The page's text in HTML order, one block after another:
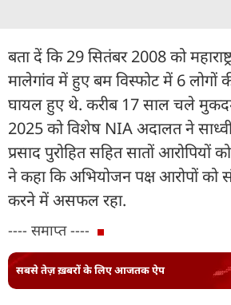
बता दें कि 29 सितंबर 2008 को
मालेगांव में हुए बम विस्फोट में 6 लोगों
घायल हुए थे. करीब 17 साल चले
2025 को विशेष NIA अदालत ने साध्वी
प्रसाद पुरोहित सहित सातों आरोपियों
ने कहा कि अभियोजन पक्ष आरोपों को
करने में असफल रहा.
---- समाप्त ----
सबसे तेज़ ख़बरों के लिए आजतक ऐप